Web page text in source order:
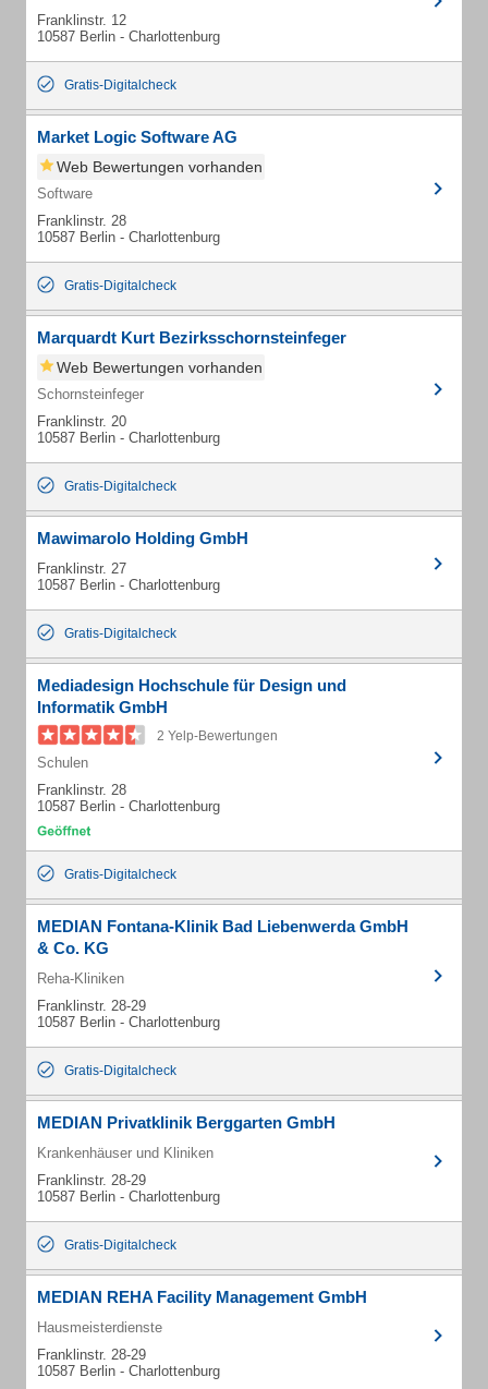
Franklinstr. 12
10587 Berlin - Charlottenburg
Gratis-Digitalcheck
Market Logic Software AG
Web Bewertungen vorhanden
Software
Franklinstr. 28
10587 Berlin - Charlottenburg
Gratis-Digitalcheck
Marquardt Kurt Bezirksschornsteinfeger
Web Bewertungen vorhanden
Schornsteinfeger
Franklinstr. 20
10587 Berlin - Charlottenburg
Gratis-Digitalcheck
Mawimarolo Holding GmbH
Franklinstr. 27
10587 Berlin - Charlottenburg
Gratis-Digitalcheck
Mediadesign Hochschule für Design und
Informatik GmbH
2 Yelp-Bewertungen
Schulen
Franklinstr. 28
10587 Berlin - Charlottenburg
Gratis-Digitalcheck
MEDIAN Fontana-Klinik Bad Liebenwerda GmbH
& Co. KG
Reha-Kliniken
Franklinstr. 28-29
10587 Berlin - Charlottenburg
Gratis-Digitalcheck
MEDIAN Privatklinik Berggarten GmbH
Krankenhäuser und Kliniken
Franklinstr. 28-29
10587 Berlin - Charlottenburg
Gratis-Digitalcheck
MEDIAN REHA Facility Management GmbH
Hausmeisterdienste
Franklinstr. 28-29
10587 Berlin - Charlottenburg